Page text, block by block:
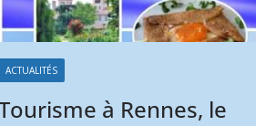
ACTUALITÉS
à Rennes, le